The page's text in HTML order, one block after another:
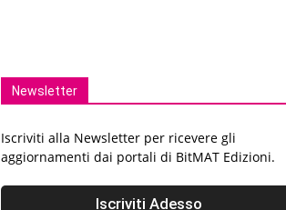
Newsletter
Iscriviti alla Newsletter per ricevere gli
aggiornamenti dai portali di BitMAT Edizioni.